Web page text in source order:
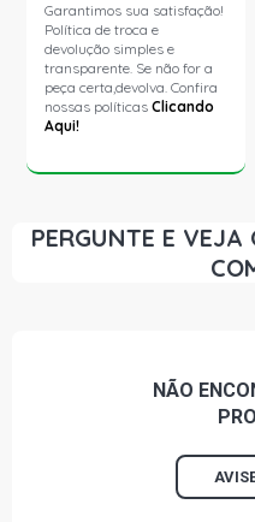
Garantimos sua satisfação!
Política de troca e
devolução simples e
transparente. Se não for a
peça certa,devolva. Confira
nossas políticasClicando
Aqui!
PERGUNTE E VEJA
NÃO